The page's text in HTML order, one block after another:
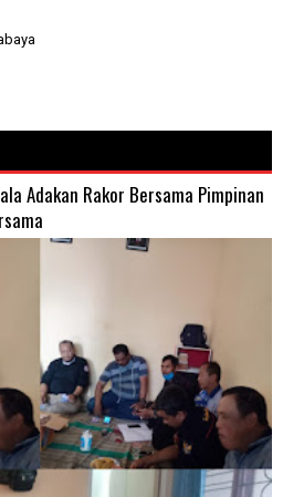
Adakan Rakor Bersama Pimpinan